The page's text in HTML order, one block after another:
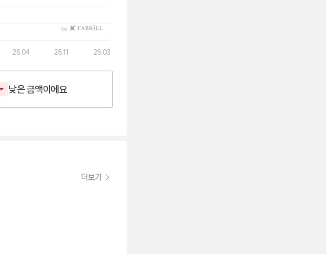
25.04 25.11 26.03
by
낮은금액이에요
더보기